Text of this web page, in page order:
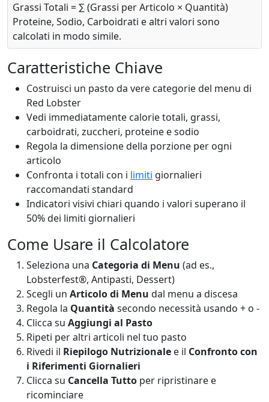
Grassi Totali = ∑ (Grassi per Articolo × Quantità)
Proteine, Sodio, Carboidrati e altri valori sono
calcolati in modo simile.
Caratteristiche Chiave
Costruisci un pasto da vere categorie del menu di
Red Lobster
Vedi immediatamente calorie totali, grassi,
carboidrati, zuccheri, proteine e sodio
Regola la dimensione della porzione per ogni
articolo
Confronta i totali con i limiti giornalieri
raccomandati standard
Indicatori visivi chiari quando i valori superano il
50% dei limiti giornalieri
Come Usare il Calcolatore
Seleziona una Categoria di Menu (ad es.,
Lobsterfest®, Antipasti, Dessert)
Scegli un Articolo di Menu dal menu a discesa
Regola la Quantità secondo necessità usando + o -
Clicca su Aggiungi al Pasto
Ripeti per altri articoli nel tuo pasto
Rivedi il Riepilogo Nutrizionale e il Confronto con
i Riferimenti Giornalieri
Clicca su Cancella Tutto per ripristinare e
ricominciare